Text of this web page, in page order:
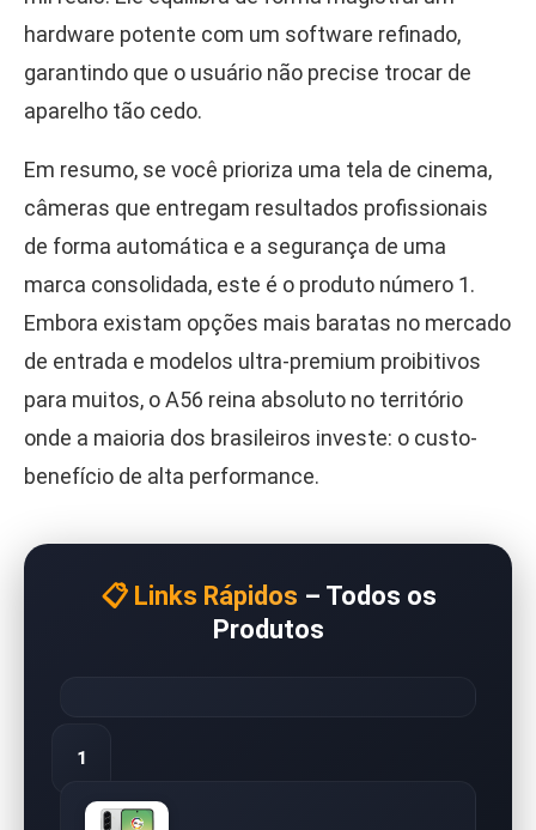
hardware potente com um software refinado,
garantindo que o usuário não precise trocar de
aparelho tão cedo.
Em resumo, se você prioriza uma tela de cinema,
câmeras que entregam resultados profissionais
de forma automática e a segurança de uma
marca consolidada, este é o produto número 1.
Embora existam opções mais baratas no mercado
de entrada e modelos ultra-premium proibitivos
para muitos, o A56 reina absoluto no território
onde a maioria dos brasileiros investe: o custo-
benefício de alta performance.
📋 Links Rápidos – Todos os
Produtos
1